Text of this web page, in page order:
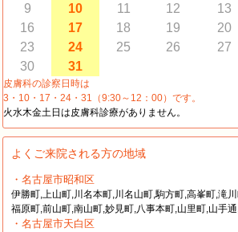
9
10 11 12 13
16
17 18 19 20
23
24 25 26 27
30
31
皮膚科の診察日時は
3・10・17・24・31（9:30～12：00）です。
火水木金土日は皮膚科診療がありません。
よくご来院される方の地域
・名古屋市昭和区
伊勝町,上山町,川名本町,川名山町,駒方町,高峯町,滝
福原町,前山町,南山町,妙見町,八事本町,山里町,山手
・名古屋市天白区